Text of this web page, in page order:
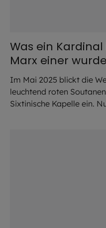
Was ein
Marx einer wurde
Im Mai 2025 blickt die
leuchtend roten
Sixtinische Kapelle ein.